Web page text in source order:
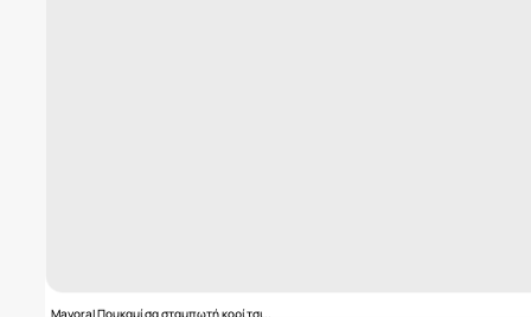
Mayoral Πουκαμίσα σταμπωτή κορίτσι..